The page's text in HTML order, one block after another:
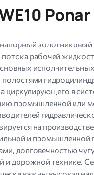
Ponar
золотниковый
потока рабочей
в
промышленной или
на
и
долговечностью
дорожной технике.
важны высокая